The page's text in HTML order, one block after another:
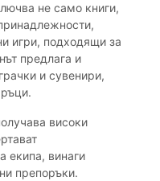
не само книги,
игри, подходящи за
предлага и
и сувенири,
високи
екипа, винаги
препоръки.